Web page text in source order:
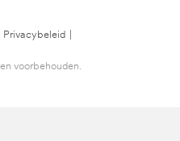
Privacybeleid
voorbehouden.